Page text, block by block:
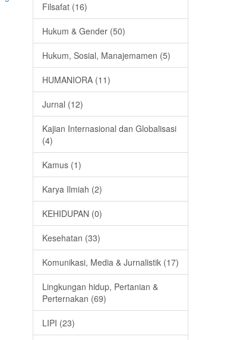
Filsafat (16)
Hukum & Gender (50)
Hukum, Sosial, Manajemamen (5)
HUMANIORA (11)
Jurnal (12)
Kajian Internasional dan Globalisasi
(4)
Kamus (1)
Karya Ilmiah (2)
KEHIDUPAN (0)
Kesehatan (33)
Komunikasi, Media & Jurnalistik (17)
Lingkungan hidup, Pertanian &
Perternakan (69)
LIPI (23)